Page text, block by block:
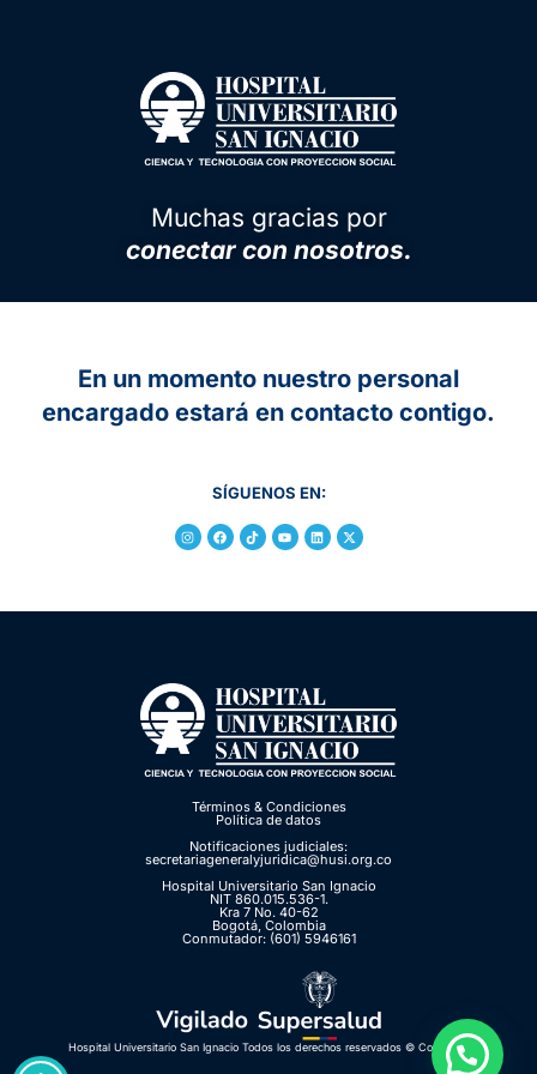
Muchas gracias por
conectar con nosotros.
En un momento nuestro personal
encargado estará en contacto contigo.
SÍGUENOS EN:
Términos & Condiciones
Política de datos
Notificaciones judiciales:
secretariageneralyjuridica@husi.org.co
Hospital Universitario San Ignacio
NIT 860.015.536-1.
Kra 7 No. 40-62
Bogotá, Colombia
Conmutador: (601) 5946161
Hospital Universitario San Ignacio Todos los derechos reservados © Copyright